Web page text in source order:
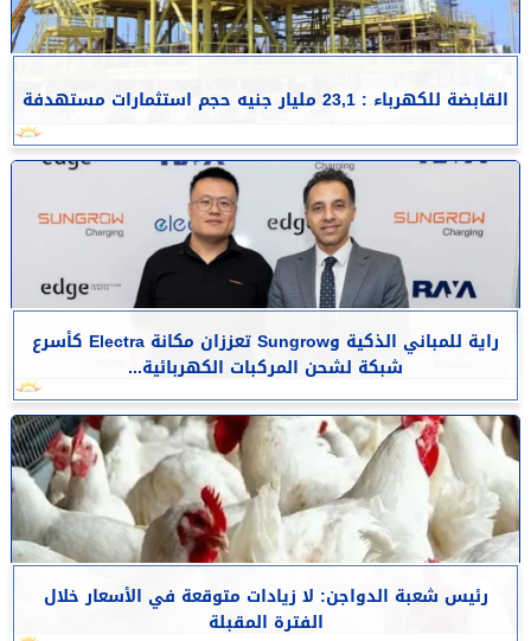
القابضة للكهرباء : 23,1 مليار جنيه حجم استثمارات مستهدفة
راية للمباني الذكية وSungrow تعززان مكانة Electra كأسرع
شبكة لشحن المركبات الكهربائية...
رئيس شعبة الدواجن: لا زيادات متوقعة في الأسعار خلال
الفترة المقبلة